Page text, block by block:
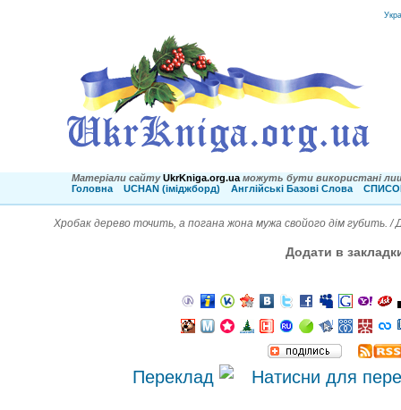
Матеріали сайту UkrKniga.org.ua можуть бути використані
Головна
UCHAN (іміджборд) Англійські Базові Слова
Хробак дерево точить, а погана жона мужа свойого дім губить. /
Додати в
Переклад